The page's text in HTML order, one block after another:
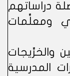
دراساتهم
ومعلِّمات
والخرِّيجات
المدرسية